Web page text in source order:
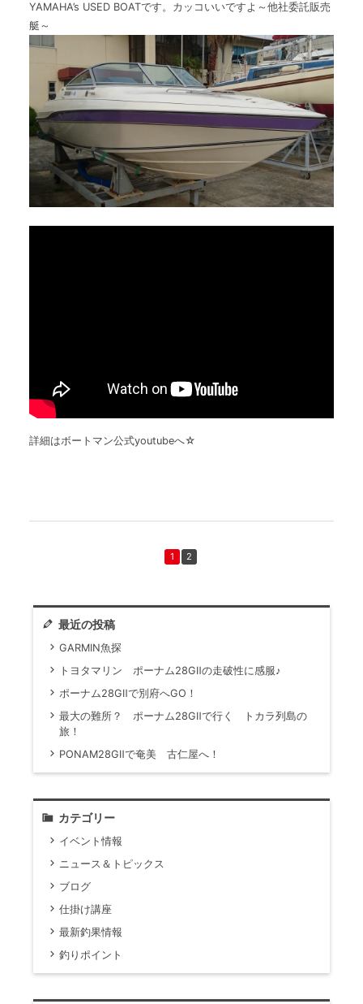
YAMAHA’s USED BOATです。カッコいいですよ～他社委託販売
艇～
詳細はボートマン公式youtubeへ☆
1 2
最近の投稿
GARMIN魚探
トヨタマリン ポーナム28GⅡの走破性に感服♪
ポーナム28GⅡで別府へGO！
最大の難所？ ポーナム28GⅡで行く トカラ列島の
旅！
PONAM28GⅡで奄美 古仁屋へ！
カテゴリー
イベント情報
ニュース＆トピックス
ブログ
仕掛け講座
最新釣果情報
釣りポイント